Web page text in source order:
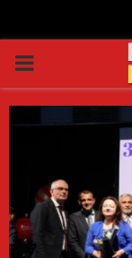
PRIMARY
MENU